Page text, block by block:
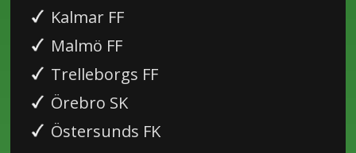
Kalmar FF
Malmö FF
Trelleborgs FF
Örebro SK
Östersunds FK